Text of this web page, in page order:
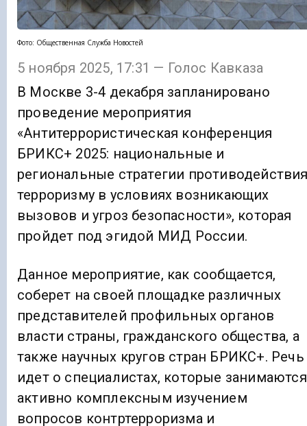
Фото: Общественная Служба Новостей
5 ноября 2025, 17:31 — Голос Кавказа
В Москве 3-4 декабря запланировано
проведение мероприятия
«Антитеррористическая конференция
БРИКС+ 2025: национальные и
региональные стратегии
терроризму в условиях возникающих
вызовов и угроз безопасности», которая
пройдет под эгидой МИД России.
Данное мероприятие, как сообщается,
соберет на своей площадке различных
представителей профильных органов
власти страны, гражданского общества, а
также научных кругов стран БРИКС+. Речь
идет о специалистах, которые занимаются
активно комплексным изучением
вопросов контртерроризма и